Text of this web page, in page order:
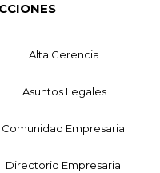
Alta Gerencia
Asuntos Legales
Comunidad Empresarial
Directorio Empresarial